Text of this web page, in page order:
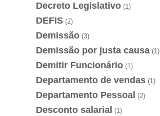
Decreto Legislativo (1)
DEFIS (2)
Demissão (3)
Demissão por justa causa (1)
Demitir Funcionário (1)
Departamento de vendas (1)
Departamento Pessoal (2)
Desconto salarial (1)